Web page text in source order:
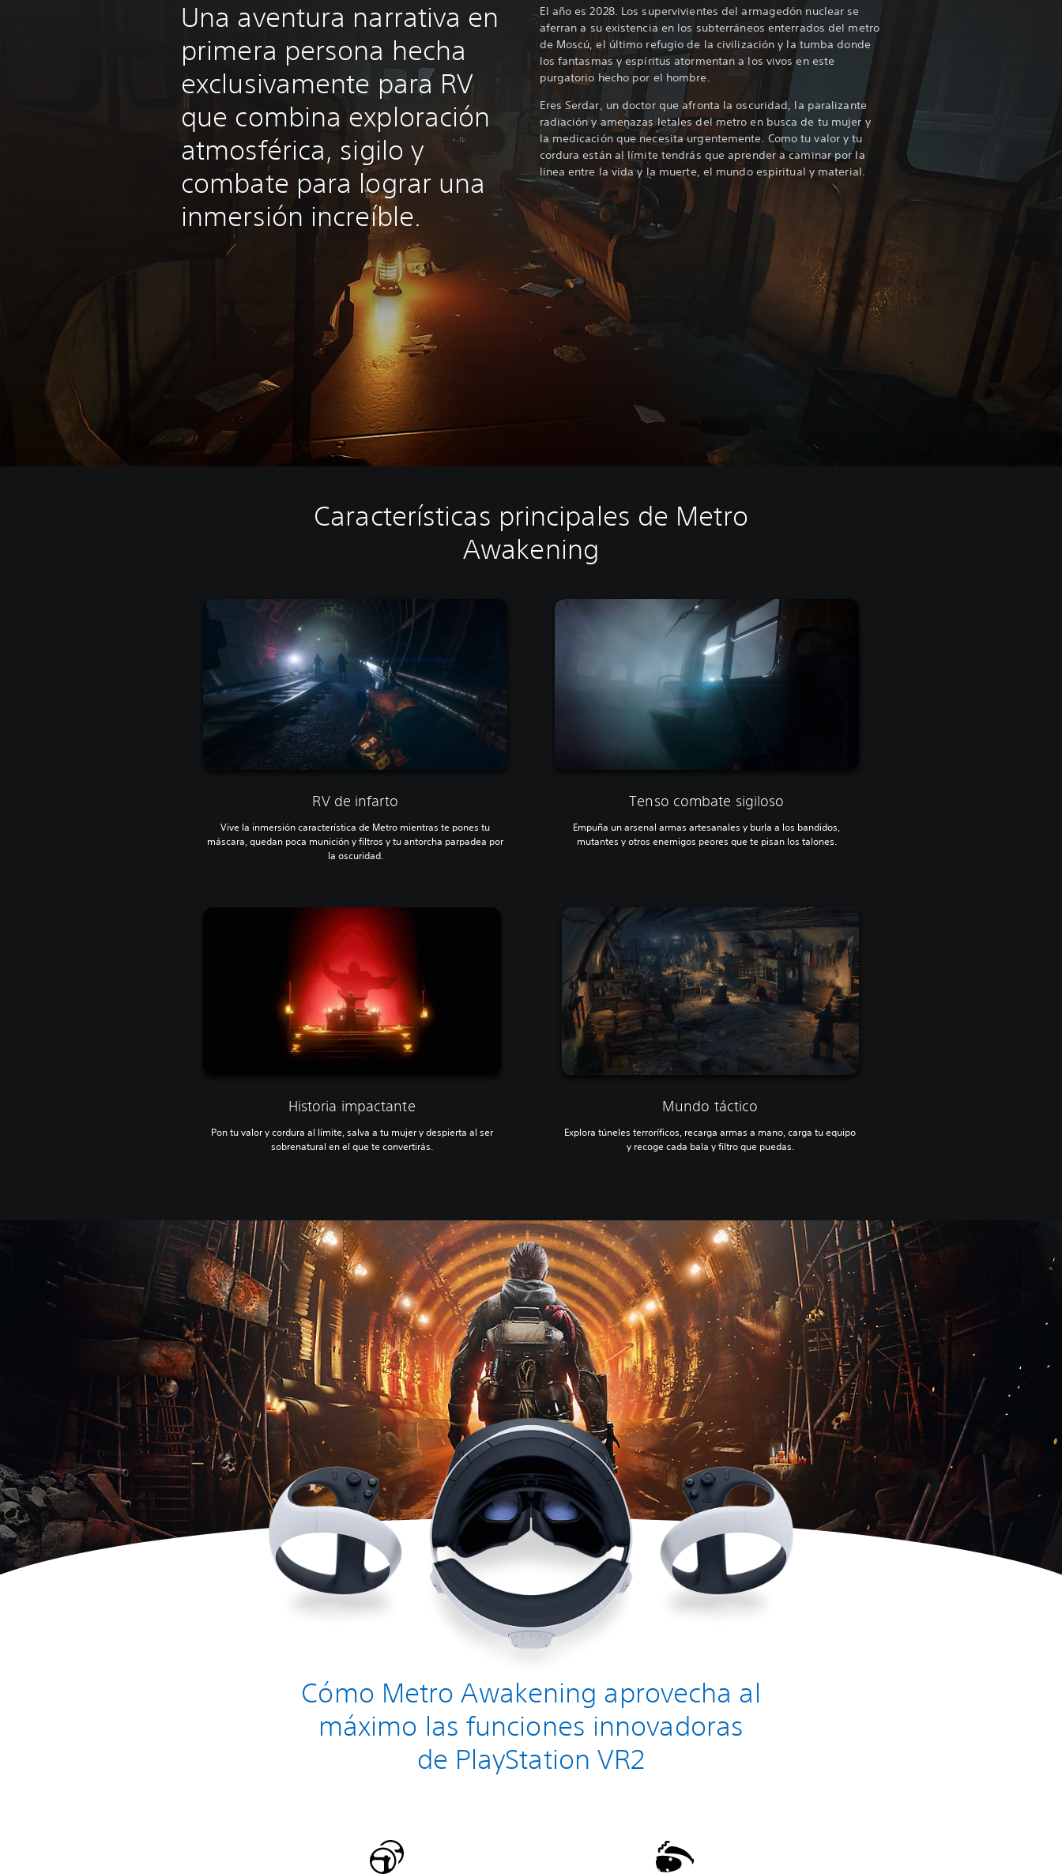
Una aventura narrativa en
primera persona hecha
exclusivamente para RV
que combina exploración
atmosférica, sigilo y
combate para lograr una
inmersión increíble.
El año es 2028. Los supervivientes del armagedón nuclear se
aferran a su existencia en los subterráneos enterrados del metro
de Moscú, el último refugio de la civilización y la tumba donde
los fantasmas y espíritus atormentan a los vivos en este
purgatorio hecho por el hombre.
Eres Serdar, un doctor que afronta la oscuridad, la paralizante
radiación y amenazas letales del metro en busca de tu mujer y
la medicación que necesita urgentemente. Como tu valor y tu
cordura están al límite tendrás que aprender a caminar por la
linea entre la vida y la muerte, el mundo espiritual y material.
Características principales de Metro
Awakening
RV de infarto
Vive la inmersión característica de Metro mientras te pones tu
máscara, quedan poca munición y filtros y tu antorcha parpadea por
la oscuridad.
Tenso combate sigiloso
Empuña un arsenal armas artesanales y burla a los bandidos,
mutantes y otros enemigos peores que te pisan los talones.
Historia impactante
Pon tu valor y cordura al límite, salva a tu mujer y despierta al ser
sobrenatural en el que te convertirás.
Mundo táctico
Explora túneles terroríficos, recarga armas a mano, carga tu equipo
y recoge cada bala y filtro que puedas.
Cómo Metro Awakening aprovecha al
máximo las funciones innovadoras
de PlayStation VR2